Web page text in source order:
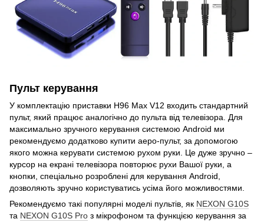
Пульт керування
У комплектацію приставки H96 Max V12 входить стандартний
пульт, який працює аналогічно до пульта від телевізора. Для
максимально зручного керування системою Android ми
рекомендуємо додатково купити аеро-пульт, за допомогою
якого можна керувати системою рухом руки. Це дуже зручно –
курсор на екрані телевізора повторює рухи Вашої руки, а
кнопки, спеціально розроблені для керування Android,
дозволяють зручно користуватись усіма його можливостями.
Рекомендуємо такі популярні моделі пультів, як NEXON G10S
та NEXON G10S Pro з мікрофоном та функцією керування за